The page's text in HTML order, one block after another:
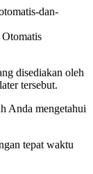
disediakan oleh
tersebut.
Anda mengetahui
tepat waktu